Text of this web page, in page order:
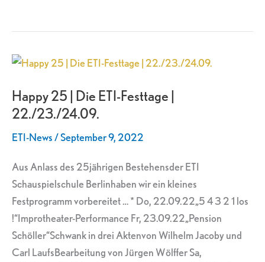
Happy 25 | Die ETI-Festtage |
22./23./24.09.
ETI-News/September 9, 2022
Aus Anlass des 25jährigen Bestehensder ETI
Schauspielschule Berlinhaben wir ein kleines
Festprogramm vorbereitet … * Do, 22.09.22„5 4 3 2 1 los
!“Improtheater-Performance Fr, 23.09.22„Pension
Schöller“Schwank in drei Aktenvon Wilhelm Jacoby und
Carl LaufsBearbeitung von Jürgen Wölffer Sa,
Happy
Die
22./23./24.09.